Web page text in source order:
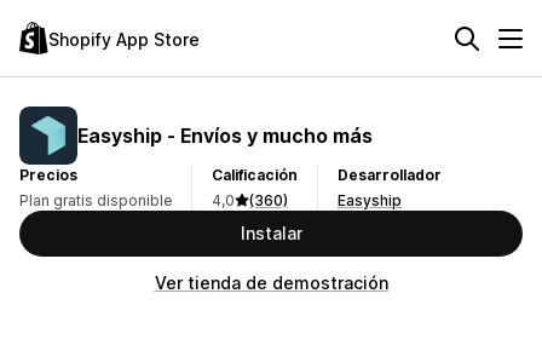
Shopify App Store
Easyship ‑ Envíos y mucho más
Precios
Plan gratis disponible
Calificación
4,0
(360)
Desarrollador
Easyship
Instalar
Ver tienda de demostración